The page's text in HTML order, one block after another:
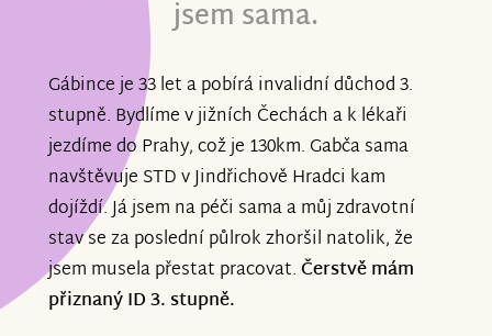
jsem sama.
Gábince je 33 let a pobírá invalidní důchod 3.
stupně. Bydlíme v jižních Čechách a k lékaři
jezdíme do Prahy, což je 130km. Gabča sama
navštěvuje STD v Jindřichově Hradci kam
dojíždí. Já jsem na péči sama a můj zdravotní
stav se za poslední půlrok zhoršil natolik, že
jsem musela přestat pracovat.Čerstvě mám
přiznaný ID 3. stupně.